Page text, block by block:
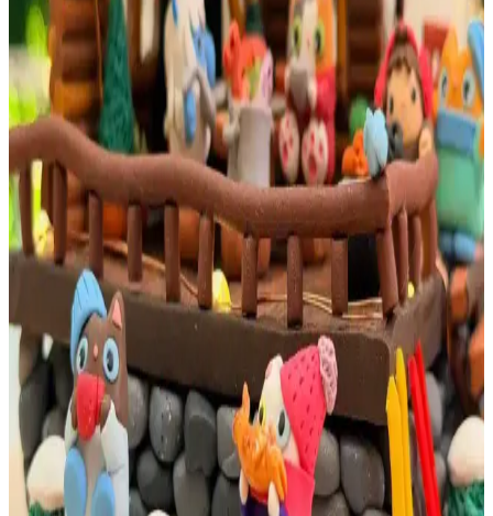
Tapestry Dokuma Sanatında Kedi Figürünün
Canlandırılması ve Teknik Detayları
Tapestry dokuma sanatında kedi figürünün detaylı işlenişi ve teknik
süreçleri anlatılıyor. Pippin adlı kedinin pizza kutusundaki pozu,
nakışla desteklenen detaylarla yeniden yaratıldı.
Polimer Kil ve Armature Tel ile Gerçekçi Caterpie ve
Bulbasaur Heykelleri Üretimi
Polimer kil ve armature tel kullanılarak yapılan Caterpie ve
Bulbasaur heykelleri, detaylı doku çalışmaları ve esneklik sayesinde
gerçekçi ve dayanıklı sanat eserleri olarak öne çıkıyor.
Azaltmalı Lino Baskı Teknikleri ve Kayıt
Yöntemleriyle Başarılı Baskı Süreci
Azaltmalı lino baskı, tek blok kullanılarak ardışık katmanlar çıkarılır
ve renk geçişleriyle derinlik yaratılır. Dikkatli planlama ve etkili
kayıt yöntemleri baskı kalitesini artırır.
Saç İlhamlı Polimer Kil Vazo Tasarımı: Teknikler ve
Yapım Süreci Detayları